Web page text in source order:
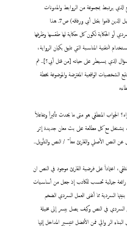
الذي يرتبط بمجموعة من الروابط والمدونات
وحملته على الشبكة العالمية، قبل أن يتم تصفيتي الجسدية من قبل الذين قاموا بقتل أبي ورفاقه) ص7. هذا
أو الحكاية لكون كل حكاية لها طقسها وظرفها
التقنية المناسبة التي تليق بكيان الرواية،
الذي يسيطر على حياته [من قتل أبي؟].. ثم
الشخصيات الواقعية المفترضة والموضوعة بخطة
الجواب المنطقي هو متى ما يحدث تأثيراً وتفاعلاً
يشتغل مع كل مطالعة على بث معان جديدة إثر
عن النص الأصلي والقارئ معاً" / النص والتأويل..
اعتماداً على فرضية القارئ موجود في النص ان
رائعة جمالية تحسب للكاتب إذ جعل من أساسيات
السردية مما أغنى العمل السردي الضخم
السردي في النص وكيف يصل بيسر إلى مخيلة
الر وائي فمن الأفضل تتيسير المداخل إليها